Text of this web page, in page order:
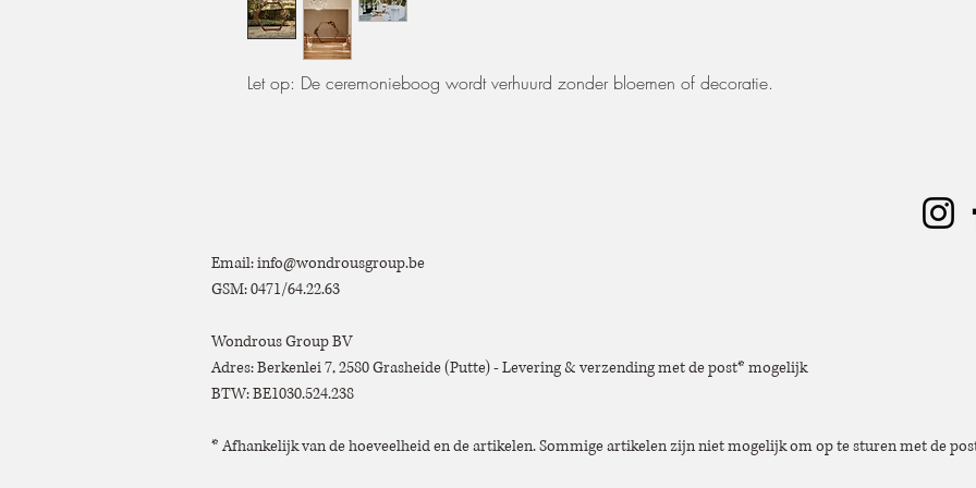
Let op: De ceremonieboog wordt verhuurd zonder bloemen of decoratie.
Email:info@wondrousgroup.be
GSM: 0471/64.22.63
Wondrous Group BV
Adres: Berkenlei 7, 2580 Grasheide (Putte) - Levering & verzending met de post* mogelijk
BTW: BE1030.524.238
* Afhankelijk van de hoeveelheid en de artikelen. Sommige artikelen zijn niet mogelijk om op te sturen met de